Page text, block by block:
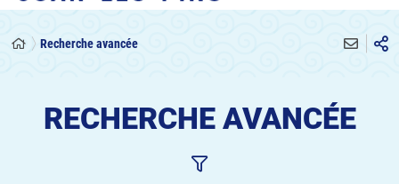
Recherche avancée
RECHERCHE AVANCÉE